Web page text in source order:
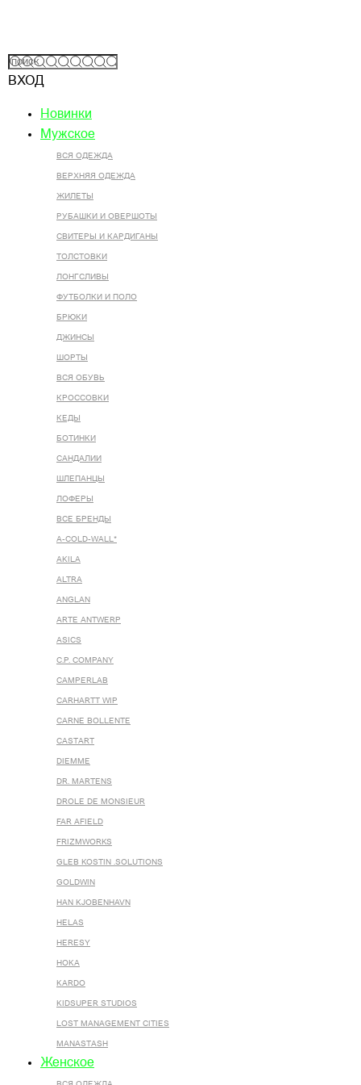
ВХОД
Новинки
Мужское
ВСЯ ОДЕЖДА
ВЕРХНЯЯ ОДЕЖДА
ЖИЛЕТЫ
РУБАШКИ И ОВЕРШОТЫ
СВИТЕРЫ И КАРДИГАНЫ
ТОЛСТОВКИ
ЛОНГСЛИВЫ
ФУТБОЛКИ И ПОЛО
БРЮКИ
ДЖИНСЫ
ШОРТЫ
ВСЯ ОБУВЬ
КРОССОВКИ
КЕДЫ
БОТИНКИ
САНДАЛИИ
ШЛЕПАНЦЫ
ЛОФЕРЫ
ВСЕ БРЕНДЫ
A-COLD-WALL*
AKILA
ALTRA
ANGLAN
ARTE ANTWERP
ASICS
C.P. COMPANY
CAMPERLAB
CARHARTT WIP
CARNE BOLLENTE
CASTART
DIEMME
DR. MARTENS
DROLE DE MONSIEUR
FAR AFIELD
FRIZMWORKS
GLEB KOSTIN .SOLUTIONS
GOLDWIN
HAN KJOBENHAVN
HELAS
HERESY
HOKA
KARDO
KIDSUPER STUDIOS
LOST MANAGEMENT CITIES
MANASTASH
Женское